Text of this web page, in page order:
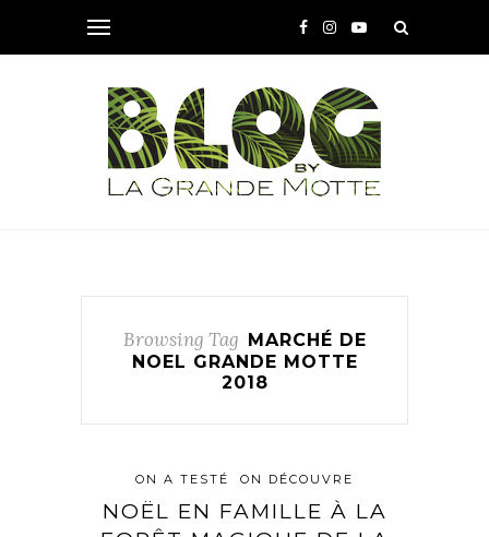
Browsing Tag MARCHÉ DE
NOEL GRANDE MOTTE
2018
ON A TESTÉ ON DÉCOUVRE
NOËL EN FAMILLE À LA